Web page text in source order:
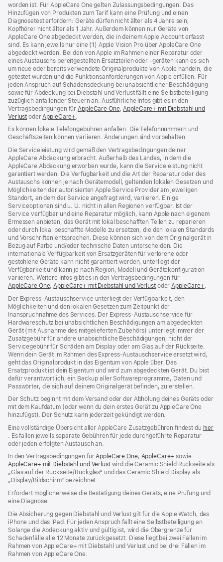
worden ist. Für AppleCare One gelten Zulassungsbedingungen. Das
Hinzufügen von Produkten zum Tarif kann eine Prüfung und einen
Diagnosetest erfordern: Geräte dürfen nicht älter als 4 Jahre sein,
Kopfhörer nicht älter als 1 Jahr. Außerdem können nur Geräte von
AppleCare One abgedeckt werden, die in deinem Apple Account erfasst
sind. Es kann jeweils nur eine (1) Apple Vision Pro über AppleCare One
abgedeckt werden. Bei den von Apple im Rahmen einer Reparatur oder
eines Austauschs bereitgestellten Ersatzteilen oder ‑geräten kann es sich
um neue oder bereits verwendete Originalprodukte von Apple handeln, die
getestet wurden und die Funktions­anforderungen von Apple erfüllen. Für
jeden Anspruch auf Schadensdeckung bei unabsichtlicher Beschädigung
sowie für Abdeckung bei Diebstahl und Verlust fällt eine Selbstbeteiligung
zuzüglich anfallender Steuern an. Ausführliche Infos gibt es in den
Vertragsbedingungen fürAppleCare One,AppleCare+ mit Diebstahl und
Verlust ${translate.store.a11y.opens_new_window}
oderAppleCare+${translate.store.a11y.opens_new_window}
.
Es können lokale Telefongebühren anfallen. Die Telefonnummern und
Geschäftszeiten können variieren. Änderungen sind vorbehalten.
Die Serviceleistung wird gemäß den Vertragsbedingungen deiner
AppleCare Abdeckung erbracht. Außerhalb des Landes, in dem die
AppleCare Abdeckung erworben wurde, kann die Serviceleistung nicht
garantiert werden. Die Verfügbarkeit und die Art der Reparatur oder des
Austauschs können je nach Gerätemodell, geltenden lokalen Gesetzen und
Möglichkeiten der autorisierten Apple Service Provider am jeweiligen
Standort, an dem der Service angefragt wird, variieren. Einige
Serviceoptionen sind u. U. nicht in allen Regionen verfügbar. Ist der
Service verfügbar und eine Reparatur möglich, kann Apple nach eigenem
Ermessen anbieten, das Gerät mit lokal beschafften Teilen zu reparieren
oder durch lokal beschaffte Modelle zu ersetzen, die den lokalen Standards
und Vorschriften entsprechen. Diese können sich von dem Originalgerät in
Bezug auf Farbe und/oder technische Daten unterscheiden. Die
internationale Verfügbarkeit von Ersatzgeräten für verlorene oder
gestohlene Geräte kann nicht garantiert werden, unterliegt der
Verfügbarkeit und kann je nach Region, Modell und Gerätekonfiguration
variieren. Weitere Infos gibt es in den Vertragsbedingungen für
AppleCare One${translate.store.a11y.opens_new_window}
,AppleCare+ mit Diebstahl und VerlustoderAppleCare+.
Der Express-Austauschservice unterliegt der Verfügbarkeit, den
Möglichkeiten und den lokalen Gesetzen zum Zeitpunkt der
Inanspruchnahme des Services. Der Express-Austauschservice für
Hardwareschutz bei unabsichtlichen Beschädigungen am abgedeckten
Gerät (mit Ausnahme des mitgelieferten Zubehörs) unterliegt immer der
Zusatzgebühr für andere unabsichtliche Beschädigungen, nicht der
Servicegebühr für Schäden am Display oder am Glas auf der Rückseite.
Wenn dein Gerät im Rahmen des Express-Austauschservice ersetzt wird,
geht das Originalprodukt in das Eigentum von Apple über. Das
Ersatzprodukt ist dein Eigentum und wird zum abgedeckten Gerät. Du bist
dafür verantwortlich, ein Backup aller Softwareprogramme, Daten und
Passwörter, die sich auf deinem Originalgerät befinden, zu erstellen.
Der Schutz beginnt mit dem Versand oder der Abholung deines Geräts oder
mit dem Kaufdatum (oder wenn du dein erstes Gerät zu AppleCare One
hinzufügst). Der Schutz kann jederzeit gekündigt werden.
Eine vollständige Übersicht aller AppleCare Zusatzgebühren findest du hier
${translate.store.a11y.opens_new_window}
. Es fallen jeweils separate Gebühren für jede durchgeführte Reparatur
oder jeden erfolgten Austausch an.
In den Vertragsbedingungen fürAppleCare One, AppleCare+ sowie
AppleCare+ mit Diebstahl und Verlustwird die Ceramic Shield Rückseite als
„Glas auf der Rückseite/Rückglas“ und das Ceramic Shield Display als
„Display/Bildschirm“ bezeichnet.
Erfordert möglicherweise die Bestätigung deines Geräts, eine Prüfung und
eine Diagnose.
Die Absicherung gegen Diebstahl und Verlust gilt für die Apple Watch, das
iPhone und das iPad. Für jeden Anspruch fällt eine Selbstbeteiligung an.
Solange die Abdeckung aktiv und gültig ist, wird die Obergrenze für
Schadenfälle alle 12 Monate zurückgesetzt. Diese liegt bei zwei Fällen im
Rahmen von AppleCare+ mit Diebstahl und Verlust und bei drei Fällen im
Rahmen von AppleCare One.